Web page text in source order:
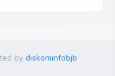
by diskominfobjb